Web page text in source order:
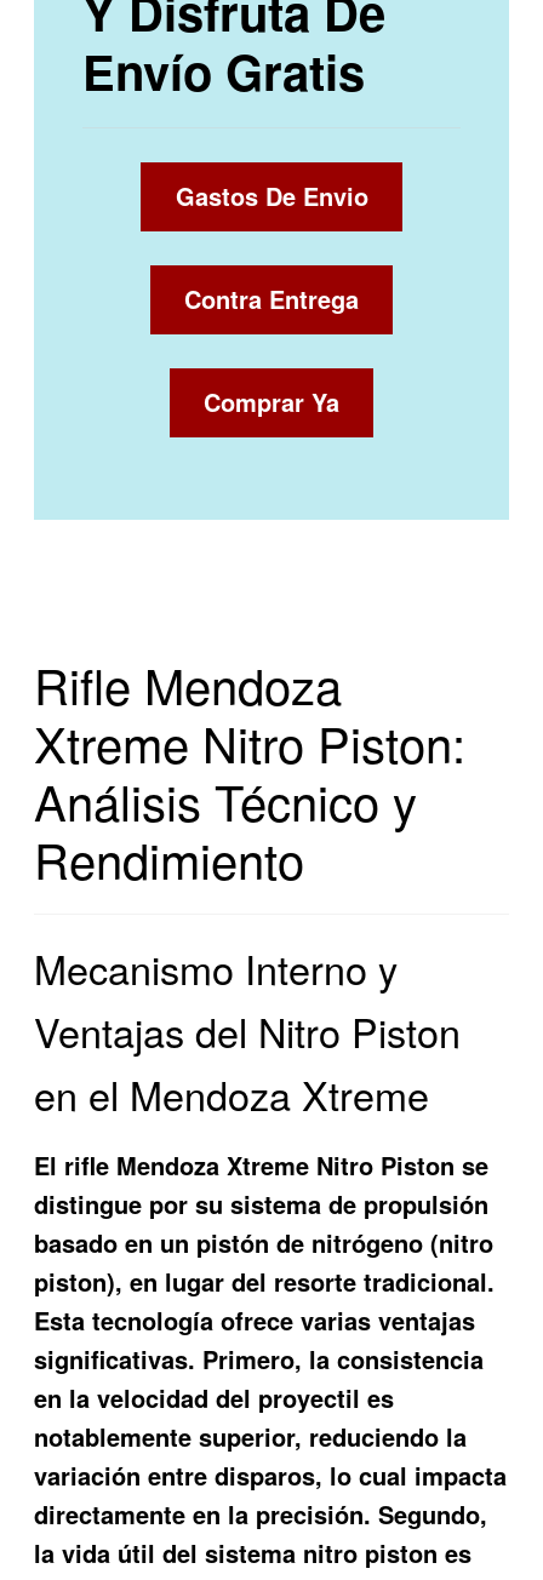
Envío Gratis
Gastos De Envio
Contra Entrega
Comprar Ya
Rifle Mendoza
Xtreme Nitro Piston:
Análisis Técnico y
Rendimiento
Mecanismo Interno y
Ventajas del Nitro Piston
en el Mendoza Xtreme
El rifle Mendoza Xtreme Nitro Piston se
distingue por su sistema de propulsión
basado en un pistón de nitrógeno (nitro
piston), en lugar del resorte tradicional.
Esta tecnología ofrece varias ventajas
significativas. Primero, la consistencia
en la velocidad del proyectil es
notablemente superior, reduciendo la
variación entre disparos, lo cual impacta
directamente en la precisión. Segundo,
la vida útil del sistema nitro piston es